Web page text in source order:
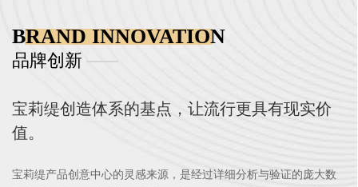
BRAND INNOVATION
品牌创新
​宝莉缇创造体系的基点，让流行更具有现实价
值。
宝莉缇产品创意中心的灵感来源，是经过详细分析与验证的庞大数